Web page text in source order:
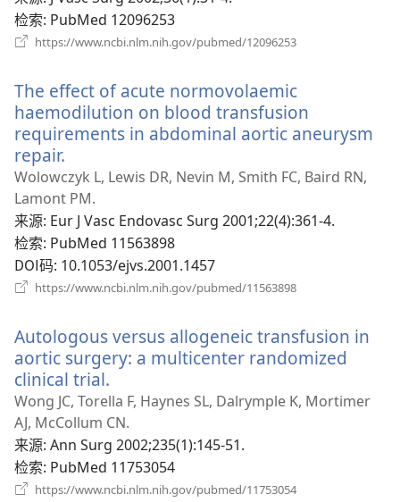
检索‎: PubMed 12096253
https://www.ncbi.nlm.nih.gov/pubmed/12096253
窗
口）
The effect of acute normovolaemic
haemodilution on blood transfusion
requirements in abdominal aortic aneurysm
repair.
开
新
窗
口）
Wolowczyk L, Lewis DR, Nevin M, Smith FC, Baird RN,
Lamont PM.
来源‎: Eur J Vasc Endovasc Surg 2001;22(4):361-4.
检索‎: PubMed 11563898
DOI码‎: 10.1053/ejvs.2001.1457
https://www.ncbi.nlm.nih.gov/pubmed/11563898
窗
口）
Autologous versus allogeneic transfusion in
aortic surgery: a multicenter randomized
clinical trial.
开
新
窗
口）
Wong JC, Torella F, Haynes SL, Dalrymple K, Mortimer
AJ, McCollum CN.
来源‎: Ann Surg 2002;235(1):145-51.
检索‎: PubMed 11753054
https://www.ncbi.nlm.nih.gov/pubmed/11753054